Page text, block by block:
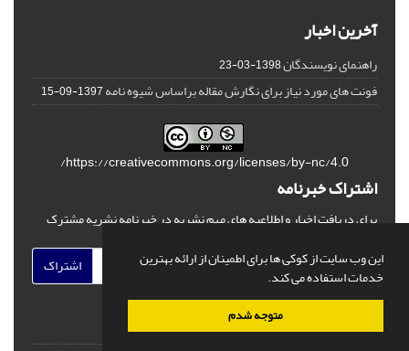
این وب سایت از کوکی ها برای اطمینان از ارائه بهترین
خدمات استفاده می کند.
متوجه شدم
آخرین اخبار
راهنمای نویسندگان1398-03-23
فونت های مورد نیاز برای نگارش مقاله براساس شیوه نامه1397-09-15
https://creativecommons.org/licenses/by-nc/4.0/
اشتراک خبرنامه
برای دریافت اخبار و اطلاعیه های مهم نشریه در خبرنامه نشریه مشترک
اشتراک